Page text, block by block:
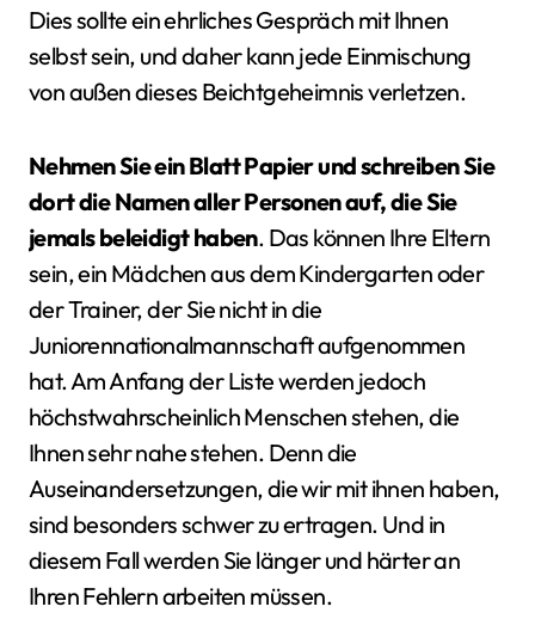
Dies sollte ein ehrliches Gespräch mit Ihnen
selbst sein, und daher kann jede Einmischung
von außen dieses Beichtgeheimnis verletzen.
Nehmen Sie ein Blatt Papier und schreiben Sie
dort die Namen aller Personen auf, die Sie
jemals beleidigt haben. Das können Ihre Eltern
sein, ein Mädchen aus dem Kindergarten oder
der Trainer, der Sie nicht in die
Juniorennationalmannschaft aufgenommen
hat. Am Anfang der Liste werden jedoch
höchstwahrscheinlich Menschen stehen, die
Ihnen sehr nahe stehen. Denn die
Auseinandersetzungen, die wir mit ihnen haben,
sind besonders schwer zu ertragen. Und in
diesem Fall werden Sie länger und härter an
Ihren Fehlern arbeiten müssen.